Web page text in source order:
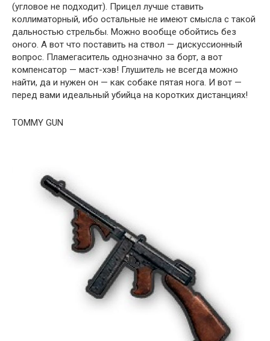
(угловое не подходит). Прицел лучше ставить
коллиматорный, ибо остальные не имеют смысла с такой
дальностью стрельбы. Можно вообще обойтись без
оного. А вот что поставить на ствол — дискуссионный
вопрос. Пламегаситель однозначно за борт, а вот
компенсатор — маст-хэв! Глушитель не всегда можно
найти, да и нужен он — как собаке пятая нога. И вот —
перед вами идеальный убийца на коротких дистанциях!
TOMMY GUN